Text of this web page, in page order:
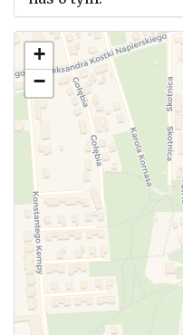
Użyj tego
zmianach w
+
−